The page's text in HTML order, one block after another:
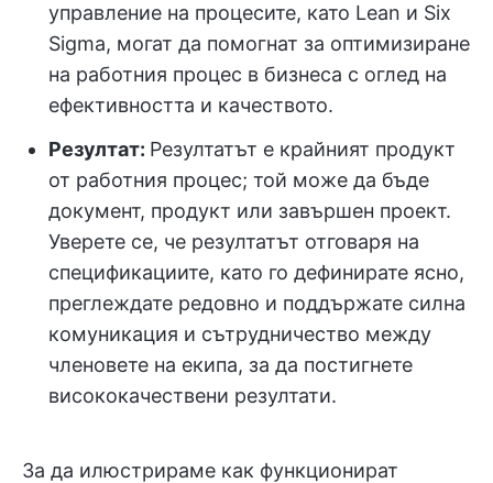
управление на процесите, като Lean и Six
Sigma, могат да помогнат за оптимизиране
на работния процес в бизнеса с оглед на
ефективността и качеството.
Резултат: Резултатът е крайният продукт
от работния процес; той може да бъде
документ, продукт или завършен проект.
Уверете се, че резултатът отговаря на
спецификациите, като го дефинирате ясно,
преглеждате редовно и поддържате силна
комуникация и сътрудничество между
членовете на екипа, за да постигнете
висококачествени резултати.
За да илюстрираме как функционират